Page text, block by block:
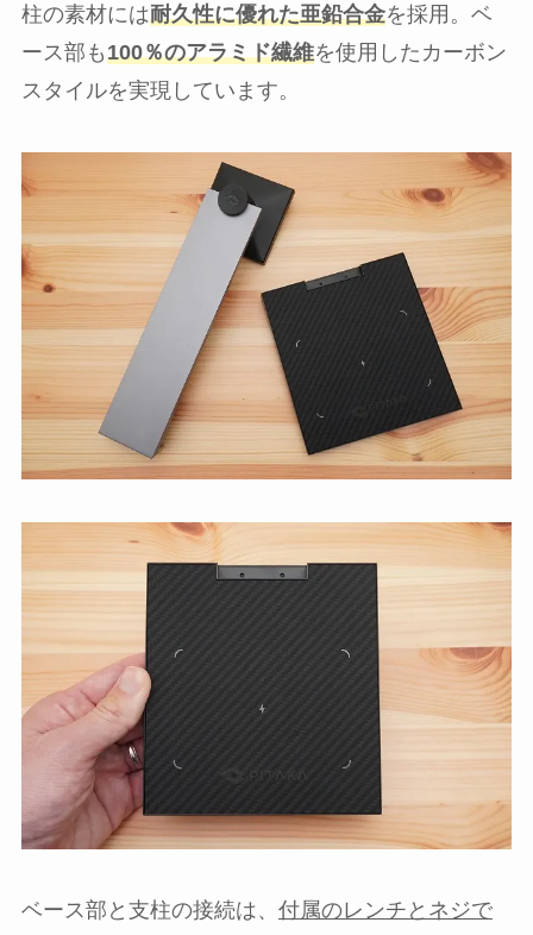
柱の素材には耐久性に優れた亜鉛合金を採用。ベ
ース部も100％のアラミド繊維を使用したカーボン
スタイルを実現しています。
ベース部と支柱の接続は、 付属のレンチとネジで